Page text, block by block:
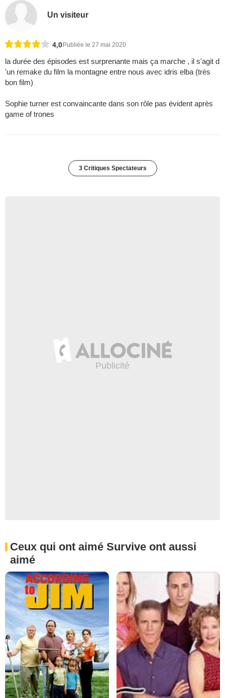
Un visiteur
4,0 Publiée le 27 mai 2020
la durée des épisodes est surprenante mais ça marche , il s'agit d
'un remake du film la montagne entre nous avec idris elba (très
bon film)
Sophie turner est convaincante dans son rôle pas évident après
game of trones
3 Critiques Spectateurs
Ceux qui ont aimé Survive ont aussi
aimé